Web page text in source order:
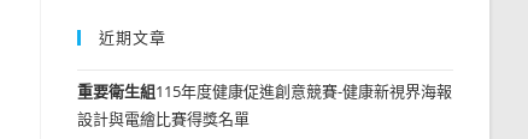
近期文章
重要衛生組115年度健康促進創意競賽-健康新視界海報
設計與電繪比賽得獎名單